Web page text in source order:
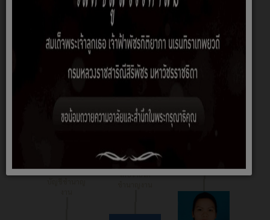
รักษาราชการแทนผู้อำนวยการกองค
นางสาว
การเงินและ
นางสาวสัน
เหลี่ยม
เจ้าพนักงานจัด
เก็บรายได้
นายเก่งกล้า